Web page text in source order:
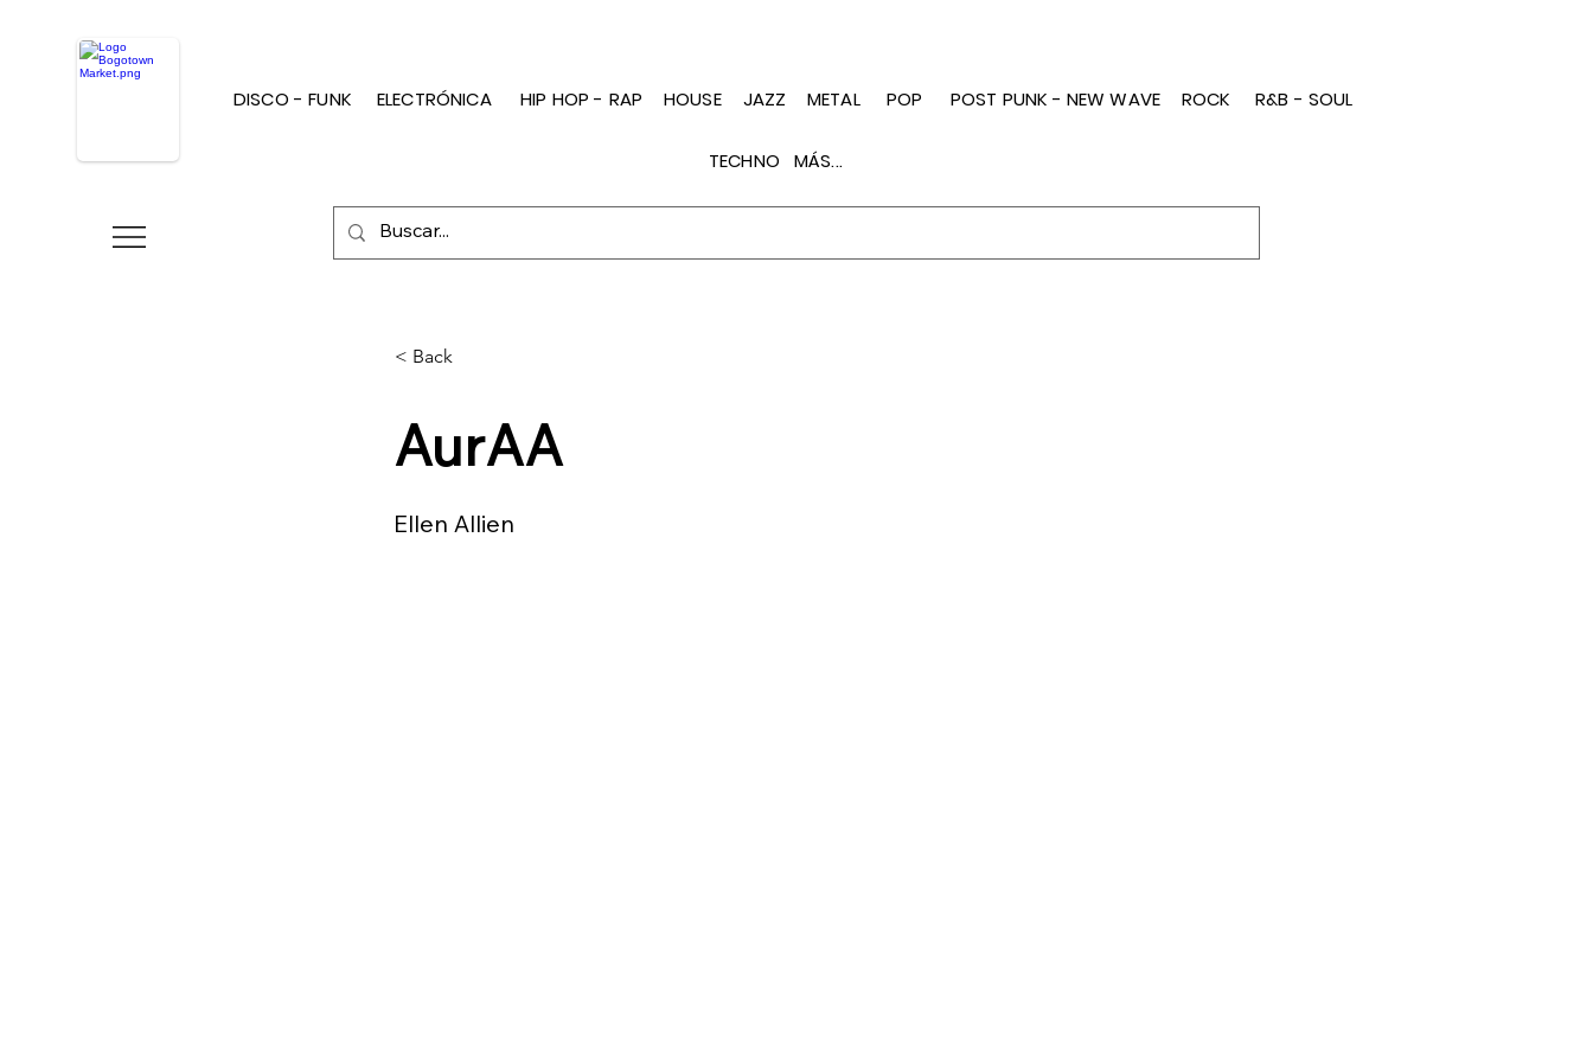
DISCO - FUNK ELECTRÓNICA HIP HOP - RAP HOUSE JAZZ METAL POP POST PUNK - NEW WAVE ROCK R&B - SOUL
TECHNO MÁS...
< Back
AurAA
Ellen Allien